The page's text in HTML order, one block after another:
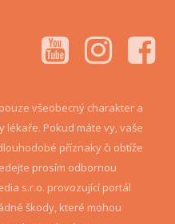
všeobecný charakter a
Pokud máte vy, vaše
příznaky či obtíže
prosím odbornou
s.r.o. provozující portál
škody, které mohou